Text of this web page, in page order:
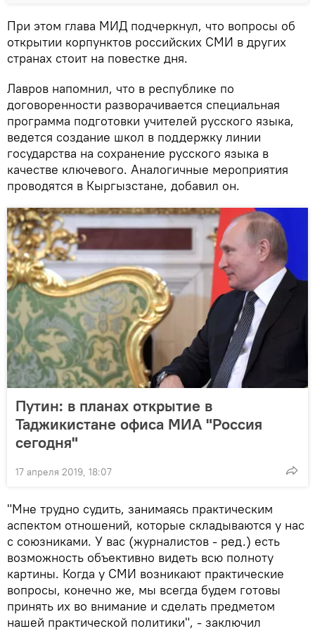
При этом глава МИД подчеркнул, что вопросы об
открытии корпунктов российских СМИ в других
странах стоит на повестке дня.
Лавров напомнил, что в республике по
договоренности разворачивается специальная
программа подготовки учителей русского языка,
ведется создание школ в поддержку линии
государства на сохранение русского языка в
качестве ключевого. Аналогичные мероприятия
проводятся в Кыргызстане, добавил он.
Путин: в планах открытие в
Таджикистане офиса МИА "Россия
сегодня"
17 апреля 2019, 18:07
"Мне трудно судить, занимаясь практическим
аспектом отношений, которые складываются у нас
с союзниками. У вас (журналистов - ред.) есть
возможность объективно видеть всю полноту
картины. Когда у СМИ возникают практические
вопросы, конечно же, мы всегда будем готовы
принять их во внимание и сделать предметом
нашей практической политики", - заключил